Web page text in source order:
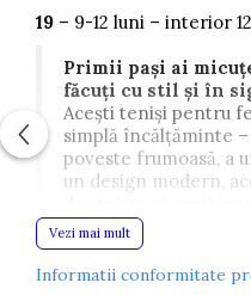
19 – 9-12 luni – interior
Primii pași ai
făcuți cu stil și în
Acești teniși pentru
simplă încălțăminte
poveste frumoasă, a
un design modern,
detalii strălucitoare,
preferații mămicilor
Vezi mai mult
Informatii conformitate